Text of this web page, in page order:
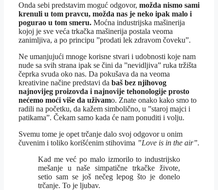
Onda sebi predstavim moguć odgovor, možda nismo sami
krenuli u tom pravcu, možda nas je neko ipak malo i
pogurao u tom smeru. Moćna industrijska mašinerija
kojoj je sve veća trkačka mašinerija postala veoma
zanimljiva, a po principu ”prodati lek zdravom čoveku”.
Ne umanjujući mnoge korisne stvari i udobnosti koje nam
nude sa svih strana ipak se čini da ”nevidljiva” ruka tržišta
čeprka svuda oko nas. Da pokušava da na veoma
kreativine načine predstavi da baš bez njihovog
najnovijeg proizovda i najnovije tehonologije prosto
nećemo moći više da uživamo. Znate onako kako smo to
radili na početku, da kažem simbolično, u ”staroj majci i
patikama”. Čekam samo kada će nam ponuditi i volju.
Svemu tome je opet trčanje dalo svoj odgovor u onim
čuvenim i toliko korišćenim stihovima ”Love is in the air”.
Kad me već po malo izmorilo to industrijsko
mešanje u naše simpatične trkačke živote,
setio sam se još nečeg lepog što je donelo
trčanje. To je ljubav.